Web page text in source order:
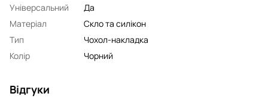
Універсальний
Да
Матеріал
Скло та силікон
Тип
Чохол-накладка
Колір
Чорний
Відгуки